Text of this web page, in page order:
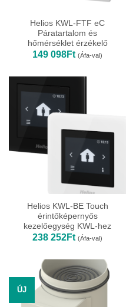
Helios KWL-FTF eC
Páratartalom és
hőmérséklet érzékelő
149 098Ft (Áfa-val)
Helios KWL-BE Touch
érintőképernyős
kezelőegység KWL-hez
238 252Ft (Áfa-val)
ÚJ